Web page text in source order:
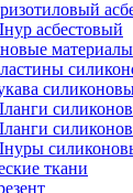
асбестовый
материалы
ткани